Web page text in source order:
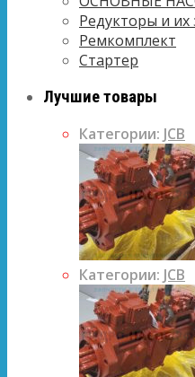
Редукторы и их
Ремкомплект
Стартер
Лучшие товары
Категории: JCB
Категории: JCB